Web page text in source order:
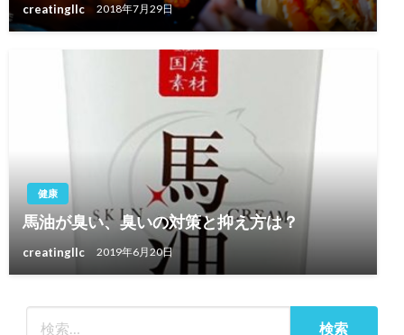
creatingllc 2018年7月29日
健康
馬油が臭い、臭いの対策と抑え方は？
creatingllc 2019年6月20日